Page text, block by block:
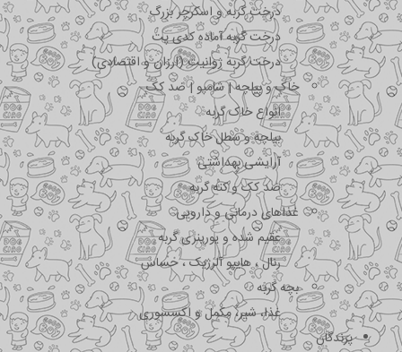
درخت گربه و اسکرچر بزرگ
درخت گربه آماده کدی پت
درخت گربه ژوانیت (ارزان و اقتصادی)
خاک و بیلچه | شامپو | ضد کک
انواع خاک گربه
بیلچه و سطل خاک گربه
آرایشی بهداشتی
ضد کک و کنه گربه
غذاهای درمانی و دارویی
عقیم شده و یورینری گربه
رنال ، هایپو آلرژیک ، حساس
بچه گربه
غذا، شیر، مکمل و اکسسوری
پرندگان